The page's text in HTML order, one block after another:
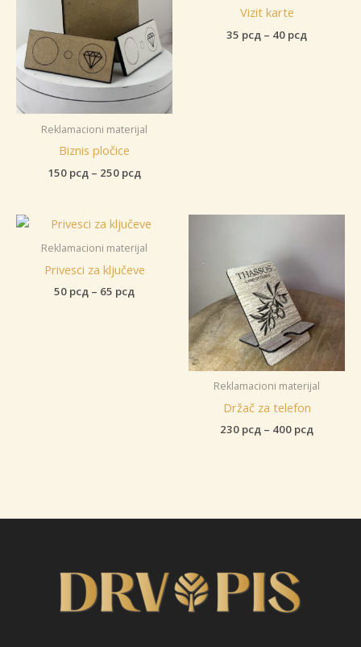
Reklamacioni materijal
Biznis pločice
150 рсд – 250 рсд
do
250 рсд
Vizit karte
35 рсд – 40 рсд
Reklamacioni materijal
Privesci za ključeve
50 рсд – 65 рсд
Reklamacioni materijal
Držač za telefon
230 рсд – 400 рсд